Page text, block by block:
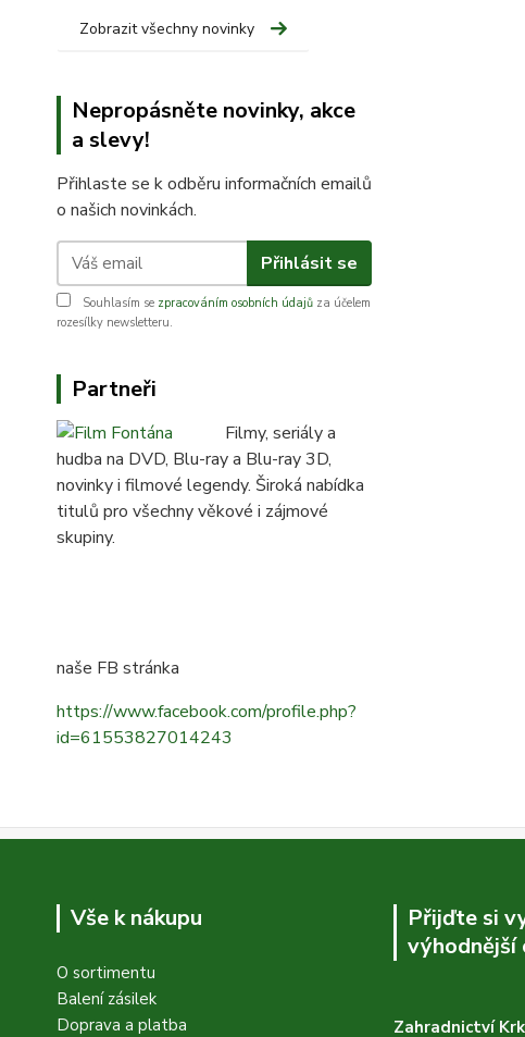
Zobrazit všechny novinky
Nepropásněte novinky, akce
a slevy!
Přihlaste se k odběru informačních emailů
o našich novinkách.
Přihlásit se
Souhlasím se zpracováním osobních údajů za účelem
rozesílky newsletteru.
Partneři
Filmy, seriály a
hudba na DVD, Blu-ray a Blu-ray 3D,
novinky i filmové legendy. Široká nabídka
titulů pro všechny věkové i zájmové
skupiny.
naše FB stránka
https://www.facebook.com/profile.php?
id=61553827014243
Vše k nákupu
O sortimentu
Balení zásilek
Doprava a platba
Přijďte si
výhodnější
Zahradnictví